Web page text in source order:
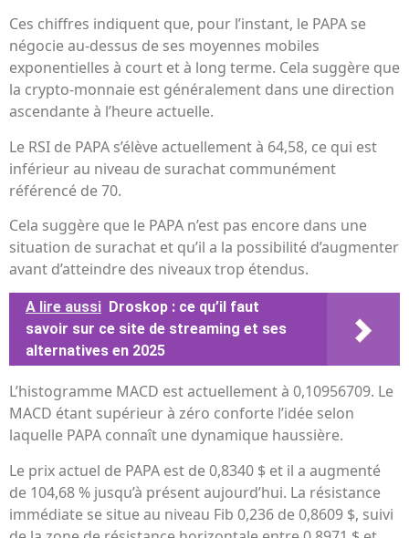
Ces chiffres indiquent que, pour l’instant, le PAPA se
négocie au-dessus de ses moyennes mobiles
exponentielles à court et à long terme. Cela suggère que
la crypto-monnaie est généralement dans une direction
ascendante à l’heure actuelle.
Le RSI de PAPA s’élève actuellement à 64,58, ce qui est
inférieur au niveau de surachat communément
référencé de 70.
Cela suggère que le PAPA n’est pas encore dans une
situation de surachat et qu’il a la possibilité d’augmenter
avant d’atteindre des niveaux trop étendus.
A lire aussi Droskop : ce qu’il faut
savoir sur ce site de streaming et ses
alternatives en 2025
L’histogramme MACD est actuellement à 0,10956709. Le
MACD étant supérieur à zéro conforte l’idée selon
laquelle PAPA connaît une dynamique haussière.
Le prix actuel de PAPA est de 0,8340 $ et il a augmenté
de 104,68 % jusqu’à présent aujourd’hui. La résistance
immédiate se situe au niveau Fib 0,236 de 0,8609 $, suivi